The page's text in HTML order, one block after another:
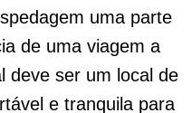
uma parte
de uma viagem a
deve ser um local de
e tranquila para